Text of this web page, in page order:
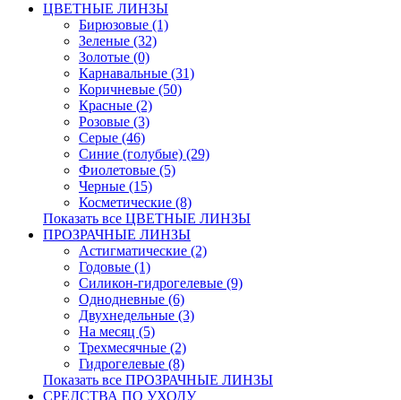
ЦВЕТНЫЕ ЛИНЗЫ
Бирюзовые (1)
Зеленые (32)
Золотые (0)
Карнавальные (31)
Коричневые (50)
Красные (2)
Розовые (3)
Серые (46)
Синие (голубые) (29)
Фиолетовые (5)
Черные (15)
Косметические (8)
Показать все ЦВЕТНЫЕ ЛИНЗЫ
ПРОЗРАЧНЫЕ ЛИНЗЫ
Астигматические (2)
Годовые (1)
Силикон-гидрогелевые (9)
Однодневные (6)
Двухнедельные (3)
На месяц (5)
Трехмесячные (2)
Гидрогелевые (8)
Показать все ПРОЗРАЧНЫЕ ЛИНЗЫ
СРЕДСТВА ПО УХОДУ